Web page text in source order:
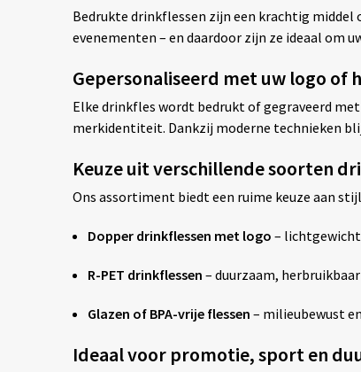
Bedrukte drinkflessen zijn een krachtig middel
evenementen – en daardoor zijn ze ideaal om
Gepersonaliseerd met uw logo of
Elke drinkfles wordt bedrukt of gegraveerd
merkidentiteit. Dankzij moderne technieken
Keuze uit verschillende soorten
Ons assortiment biedt een ruime keuze aan
Dopper drinkflessen met logo –
R-PET drinkflessen – duurzaam,
Glazen of BPA-vrije flessen – milieubewust
Ideaal voor promotie, sport en